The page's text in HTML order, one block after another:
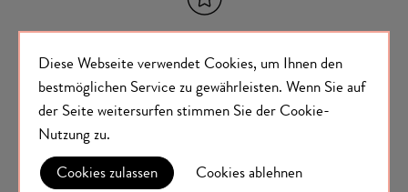
Diese Webseite verwendet Cookies, um Ihnen den
bestmöglichen Service zu gewährleisten. Wenn Sie auf
der Seite weitersurfen stimmen Sie der Cookie-
Nutzungzu.
Cookies zulassen
Cookies ablehnen
Wir kommen weitestgehend ohne Geschmacksverstärker
und künstliche Zusatzstoffe aus.